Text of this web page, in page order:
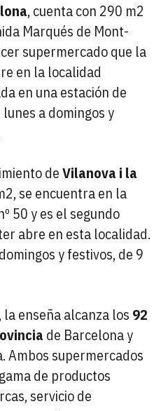
, cuenta con 290 m2
Marqués de Mont-
supermercado que la
en la localidad
en una estación de
a domingos y
deVilanova i la
se encuentra en la
50 y es el segundo
abre en esta localidad.
y festivos, de 9
enseña alcanza los 92
de Barcelona y
Ambos supermercados
de productos
servicio de